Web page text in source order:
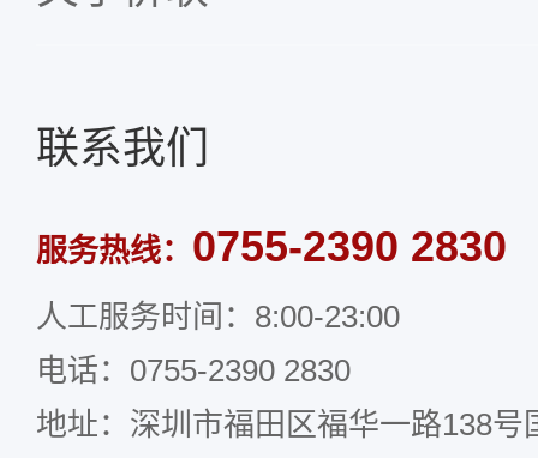
联系我们
服务热线： 0755-2390 2830
人工服务时间：8:00-23:00
电话：0755-2390 2830
地址：深圳市福田区福华一路138号